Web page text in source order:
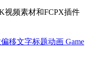
视频素材和FCPX插件